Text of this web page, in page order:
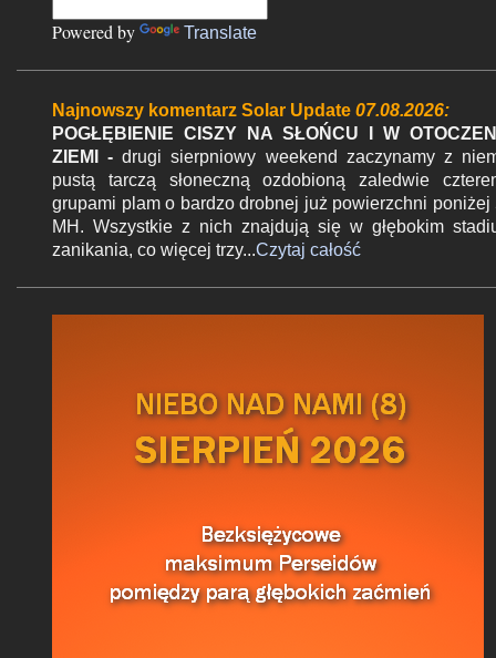
Powered by Translate
Najnowszy komentarz Solar Update 07.08.2026:
POGŁĘBIENIE CISZY NA SŁOŃCU I W
ZIEMI - drugi sierpniowy weekend zaczynamy z
pustą tarczą słoneczną ozdobioną zaledwie
grupami plam o bardzo drobnej już powierzchni poniżej
MH. Wszystkie z nich znajdują się w głębokim
zanikania, co więcej trzy...Czytaj całość